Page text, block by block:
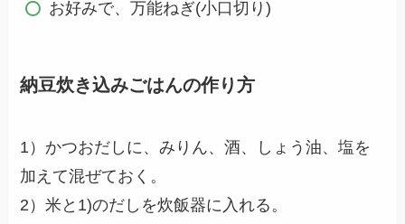
お好みで、万能ねぎ(小口切り)
納豆炊き込みごはんの作り方
1）かつおだしに、みりん、酒、しょう油、塩を
加えて混ぜておく。
2）米と1)のだしを炊飯器に入れる。